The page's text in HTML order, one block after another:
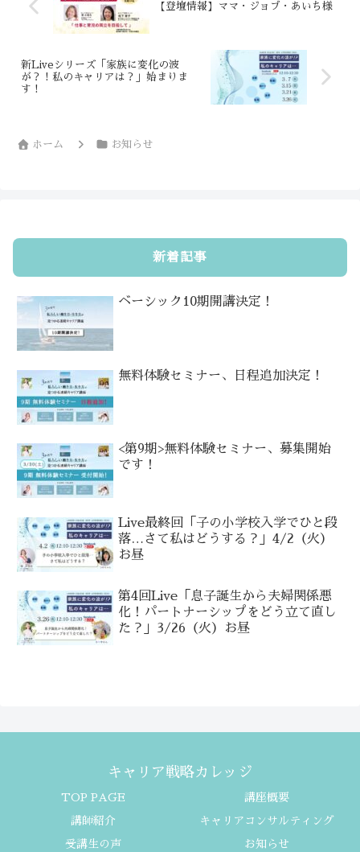
【登壇情報】ママ・ジョブ・あいち様
新Liveシリーズ「家族に変化の波
が？！私のキャリアは？」始まりま
す！
ホーム お知らせ
新着記事
ベーシック10期開講決定！
無料体験セミナー、日程追加決定！
<第9期>無料体験セミナー、募集開始
です！
Live最終回「子の小学校入学でひと段
落…さて私はどうする？」4/2（火）
お昼
第4回Live「息子誕生から夫婦関係悪
化！パートナーシップをどう立て直し
た？」3/26（火）お昼
キャリア戦略カレッジ
TOP PAGE 講座概要
講師紹介 キャリアコンサルティング
受講生の声 お知らせ